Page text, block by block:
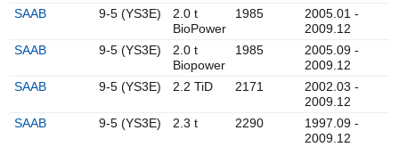
SAAB
9-5 (YS3E)
2.0 t
BioPower
1985
2005.01 -
2009.12
SAAB
9-5 (YS3E)
2.0 t
Biopower
1985
2005.09 -
2009.12
SAAB
9-5 (YS3E) 2.2 TiD 2171
2002.03 -
2009.12
SAAB
9-5 (YS3E) 2.3 t 2290
1997.09 -
2009.12